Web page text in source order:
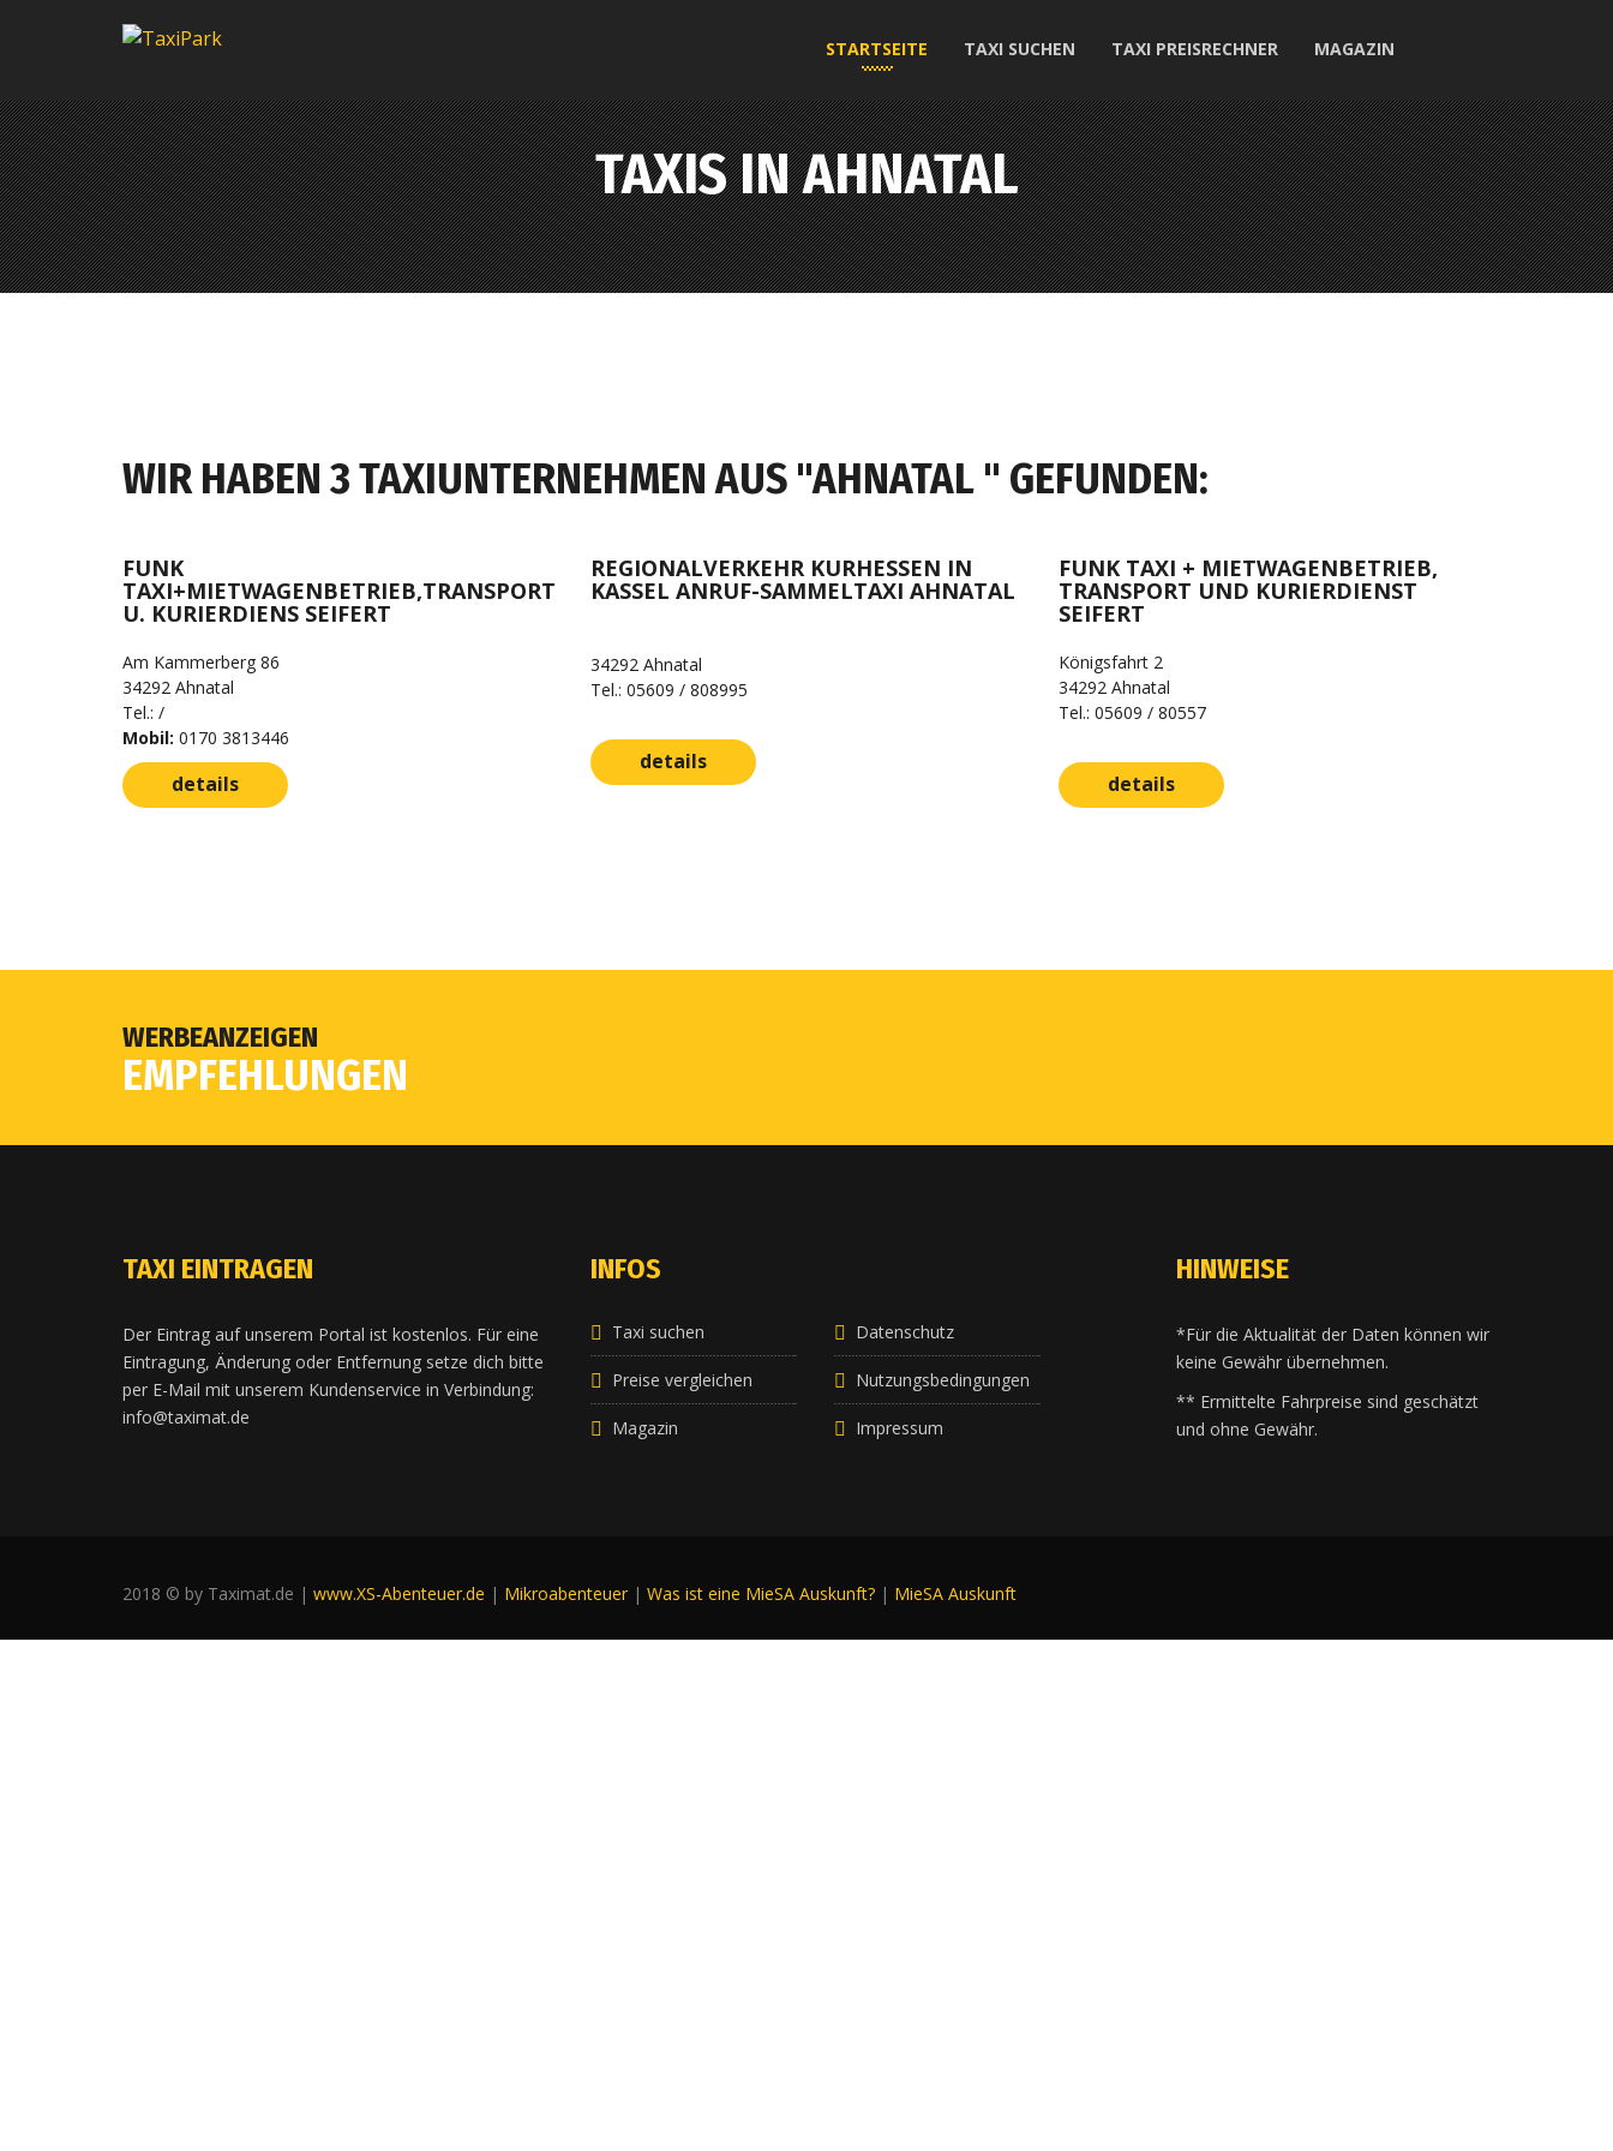
STARTSEITE TAXI SUCHEN TAXI PREISRECHNER MAGAZIN
TAXIS IN AHNATAL
WIR HABEN 3 TAXIUNTERNEHMEN AUS "AHNATAL " GEFUNDEN:
FUNK
TAXI+MIETWAGENBETRIEB,TRANSPORT
U. KURIERDIENS SEIFERT
Am Kammerberg 86
34292 Ahnatal
Tel.: /
Mobil: 0170 3813446
details
REGIONALVERKEHR KURHESSEN IN
KASSEL ANRUF-SAMMELTAXI AHNATAL
34292 Ahnatal
Tel.: 05609 / 808995
details
FUNK TAXI + MIETWAGENBETRIEB,
TRANSPORT UND KURIERDIENST
SEIFERT
Königsfahrt 2
34292 Ahnatal
Tel.: 05609 / 80557
details
WERBEANZEIGEN
EMPFEHLUNGEN
TAXI EINTRAGEN
Der Eintrag auf unserem Portal ist kostenlos. Für eine
Eintragung, Änderung oder Entfernung setze dich bitte
per E-Mail mit unserem Kundenservice in Verbindung:
info@taximat.de
INFOS
Taxi suchen
Preise vergleichen
Magazin
Datenschutz
Nutzungsbedingungen
Impressum
HINWEISE
*Für die Aktualität der Daten können wir
keine Gewähr übernehmen.
** Ermittelte Fahrpreise sind geschätzt
und ohne Gewähr.
2018 © by Taximat.de | www.XS-Abenteuer.de | Mikroabenteuer | Was ist eine MieSA Auskunft? | MieSA Auskunft